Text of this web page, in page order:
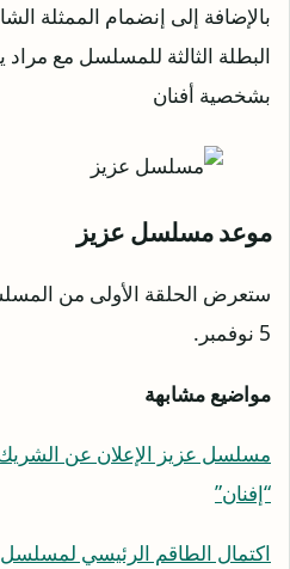
بالإضافة إلى إنضمام الممثلة
البطلة الثالثة للمسلسل مع مراد
بشخصية أفنان
موعد مسلسل عزيز
ستعرض الحلقة الأولى من
5 نوفمبر.
مواضيع مشابهة
مسلسل عزيز الإعلان عن الشريك
“إفنان”
اكتمال الطاقم الرئيسي لمسلسل